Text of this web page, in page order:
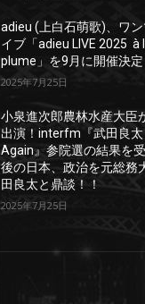
adieu (上白石萌歌)、ワン
イブ「adieu LIVE 2025 à
plume」を9月に開催決定
2025年7月25日
小泉進次郎農林水産大臣
出演！interfm『武田良太
Again』参院選の結果を
後の日本、政治を元総務
田良太と鼎談！！
2025年7月25日